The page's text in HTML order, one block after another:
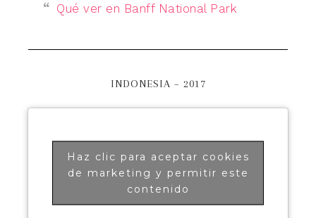
Qué ver en Banff National Park
INDONESIA – 2017
Haz clic para aceptar cookies
de marketing y permitir este
contenido